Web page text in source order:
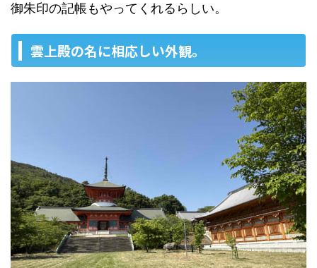
御朱印の記帳もやってくれるらしい。
雲上殿の名に相応しい外観。